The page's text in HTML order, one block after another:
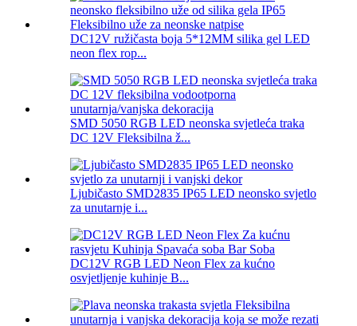
DC12V ružičasta boja 5*12MM silika gel LED
neon flex rop...
SMD 5050 RGB LED neonska svjetleća traka
DC 12V Fleksibilna ž...
Ljubičasto SMD2835 IP65 LED neonsko svjetlo
za unutarnje i...
DC12V RGB LED Neon Flex za kućno
osvjetljenje kuhinje B...